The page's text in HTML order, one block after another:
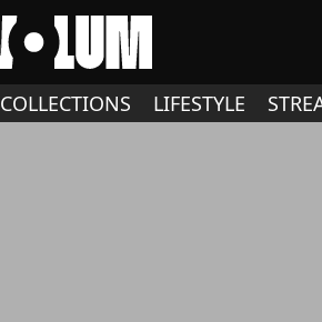
COLLECTIONS LIFESTYLE